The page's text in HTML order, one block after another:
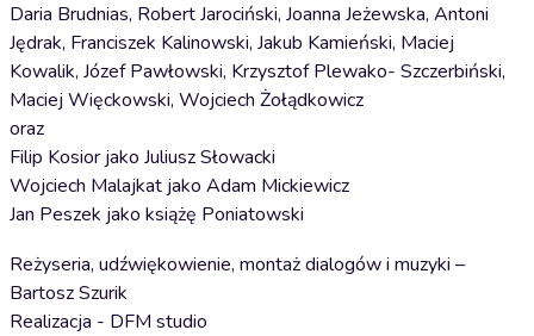
Daria Brudnias, Robert Jarociński, Joanna Jeżewska, Antoni
Jędrak, Franciszek Kalinowski, Jakub Kamieński, Maciej
Kowalik, Józef Pawłowski, Krzysztof Plewako- Szczerbiński,
Maciej Więckowski, Wojciech Żołądkowicz
oraz
Filip Kosior jako Juliusz Słowacki
Wojciech Malajkat jako Adam Mickiewicz
Jan Peszek jako książę Poniatowski
Reżyseria, udźwiękowienie, montaż dialogów i muzyki –
Bartosz Szurik
Realizacja - DFM studio